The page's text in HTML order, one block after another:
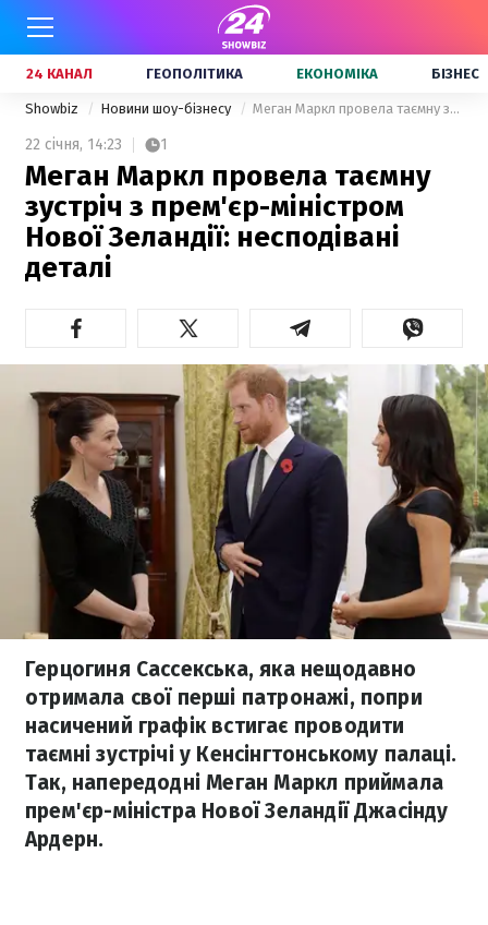
24 КАНАЛ ГЕОПОЛІТИКА ЕКОНОМІКА БІЗНЕС
Showbiz Новини шоу-бізнесу Меган Маркл провела таємну зустріч з прем'єр-міністром Нової Зеландії: несподівані деталі
22 січня, 14:23 1
Меган Маркл провела таємну
зустріч з прем'єр-міністром
Нової Зеландії: несподівані
деталі
Герцогиня Сассекська, яка нещодавно
отримала свої перші патронажі, попри
насичений графік встигає проводити
таємні зустрічі у Кенсінгтонському палаці.
Так, напередодні Меган Маркл приймала
прем'єр-міністра Нової Зеландії Джасінду
Ардерн.